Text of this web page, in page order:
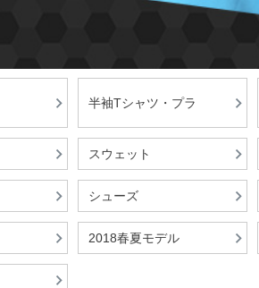
半袖Tシャツ・プラ
スウェット
シューズ
2018春夏モデル